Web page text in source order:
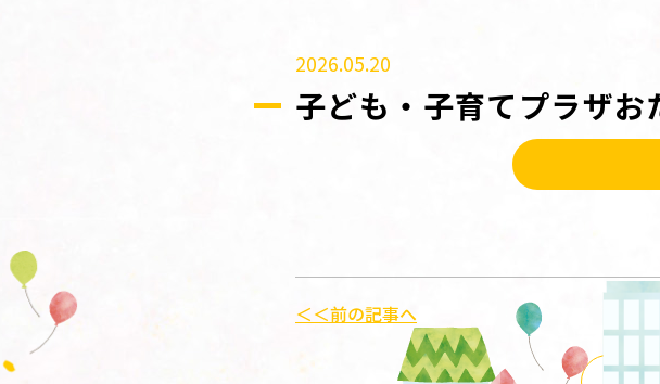
2026.05.20
子ども・子育てプラザお
＜＜前の記事へ